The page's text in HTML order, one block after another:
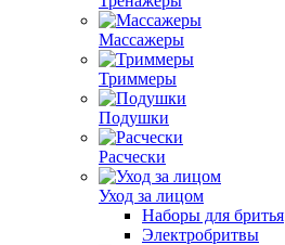
Массажеры
Триммеры
Подушки
Расчески
Уход за лицом
Наборы для бритья
Электробритвы